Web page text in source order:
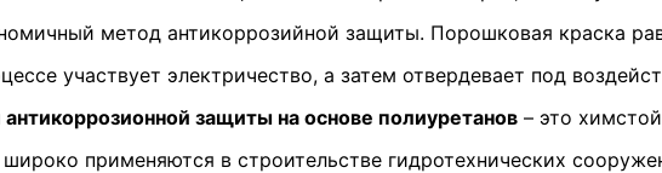
метод антикоррозийной защиты. Порошковая краска
участвует электричество, а затем отвердевает под
защиты на основе полиуретанов – это
применяются в строительстве гидротехнических